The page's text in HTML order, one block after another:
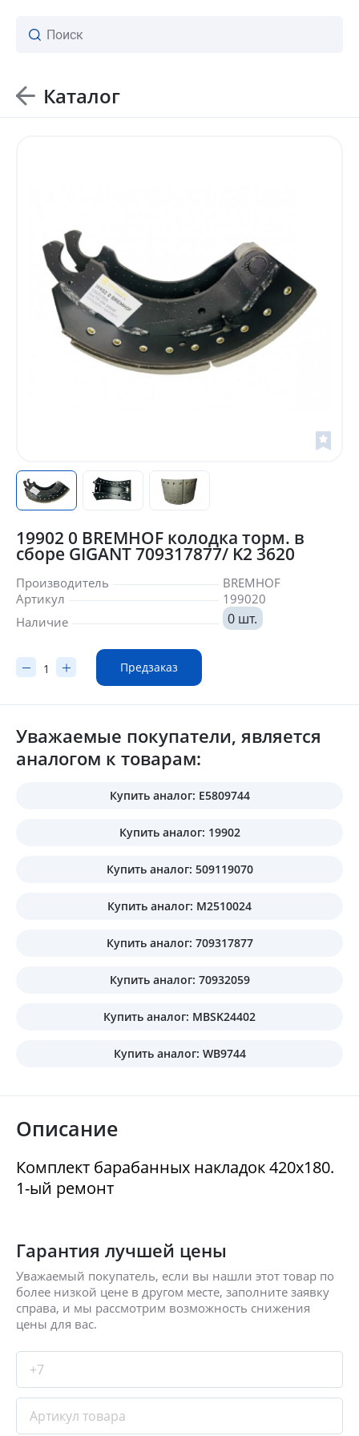
Каталог
19902 0 BREMHOF колодка торм. в
сборе GIGANT 709317877/ K2 3620
Производитель
BREMHOF
Артикул
199020
Наличие
0 шт.
Предзаказ
Уважаемые покупатели, является
аналогом к товарам:
Купить аналог: E5809744
Купить аналог: 19902
Купить аналог: 509119070
Купить аналог: M2510024
Купить аналог: 709317877
Купить аналог: 70932059
Купить аналог: MBSK24402
Купить аналог: WB9744
Описание
Комплект барабанных накладок 420x180.
1-ый ремонт
Гарантия лучшей цены
Уважаемый покупатель, если вы нашли этот товар по
более низкой цене в другом месте, заполните заявку
справа, и мы рассмотрим возможность снижения
цены для вас.